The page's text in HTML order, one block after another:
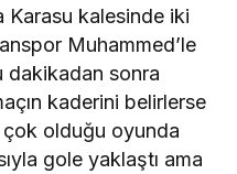
Karasu kalesinde iki
Muhammed’le
dakikadan sonra
kaderini belirlerse
olduğu oyunda
gole yaklaştı ama